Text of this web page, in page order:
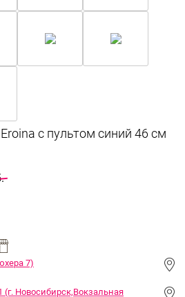
7)
(г. Новосибирск,Вокзальная